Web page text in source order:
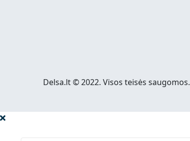
Delsa.lt © 2022. Visos teisės saugomos.